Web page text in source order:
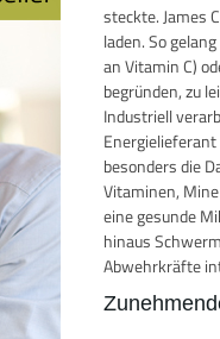
steckte. James
laden. So
an Vitamin C)
begründen, zu
Industriell
besonders die
Vitaminen,
eine gesunde
hinaus
Abwehrkräfte